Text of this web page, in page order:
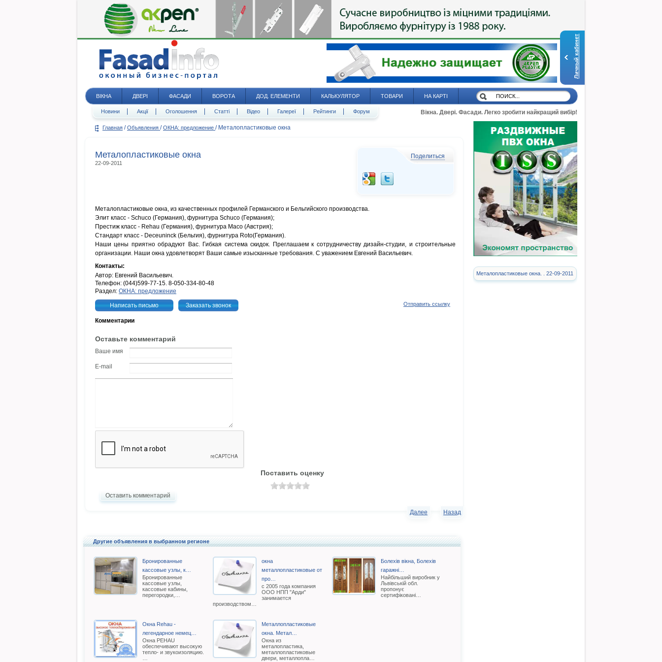
Личный кабинет
ВІКНА ДВЕРІ ФАСАДИ ВОРОТА ДОД. ЕЛЕМЕНТИ КАЛЬКУЛЯТОР ТОВАРИ НА КАРТІ
Новини Акції Оголошення Статті Відео Галереї Рейтинги Форум Вікна. Двері. Фасади. Легко зробити найкращий вибір!
Главная / Объявления / ОКНА: предложение / Металопластиковые окна
Металопластиковые окна
22-09-2011
Поделиться
Металопластиковые окна, из качественных профилей Германского и Бельгийского производства.
Элит класс - Schuco (Германия), фурнитура Schuco (Германия);
Престиж класс - Rehau (Германия), фурнитура Maco (Австрия);
Стандарт класс - Deceuninck (Бельгия), фурнитура Roto(Германия).
Наши цены приятно обрадуют Вас. Гибкая система скидок. Преглашаем к сотрудничеству дизайн-студии, и строительные
организации. Наши окна удовлетворят Ваши самые изысканные требования. С уважением Евгений Васильевич.
Контакты:
Автор: Евгений Васильевич.
Телефон: (044)599-77-15. 8-050-334-80-48
Раздел: ОКНА: предложение
Написать письмо Заказать звонок Отправить ссылку
Комментарии
Оставьте комментарий
Ваше имя
E-mail
Поставить оценку
Оставить комментарий
Назад
Далее
Другие объявления в выбранном регионе
Бронированные
кассовые узлы, к…
Бронированные
кассовые узлы,
кассовые кабины,
перегородки,…
окна
металлопластиковые от
про…
с 2005 года компания
ООО НПП "Арди"
занимается
производством…
Болехів вікна, Болехів
гаражні…
Найбільший виробник у
Львівській обл.
пропонує
сертифіковані…
Окна Rehau -
легендарное немец…
Oкна РEHAU
обеспечивают высокую
тепло- и звукоизоляцию.
Металлопластиковые
окна. Метал…
Окна из
металопластика,
металлопластиковые
двери, металлопла…
Металопластиковые окна. . 22-09-2011